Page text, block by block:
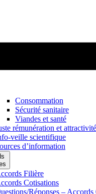
Consommation
Sécurité sanitaire
Viandes et santé
rémunération et
veille scientifique
d’information
Filière
Cotisations
Réponses – Accords